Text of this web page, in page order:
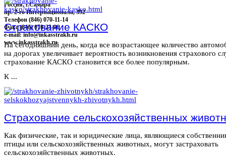
Россия, г.Самара
пр. 2-го Интернационала, 392
Телефон (846) 070-11-14
Факс (846) 070-23-96
e-mail: info@inkasstrakh.ru
www.inkasstrakh.ru
Страхование КАСКО
На сегодняшний день, когда все возрастающее количество
на дорогах увеличивает вероятность возникновения страхового
страхование КАСКО становится все более популярным.
К ...
Страхование сельскохозяйственных
Как физические, так и юридические лица, являющиеся
птицы или сельскохозяйственных животных, могут застраховать
сельскохозяйственных животных.